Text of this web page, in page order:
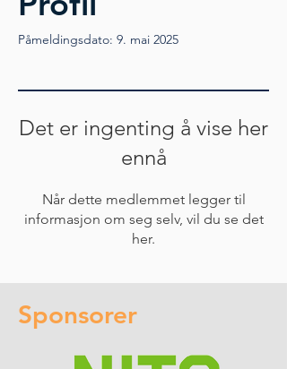
Påmeldingsdato: 9. mai 2025
Det er ingenting å vise her
ennå
Når dette medlemmet legger til
informasjon om seg selv, vil du se det
her.
Sponsorer